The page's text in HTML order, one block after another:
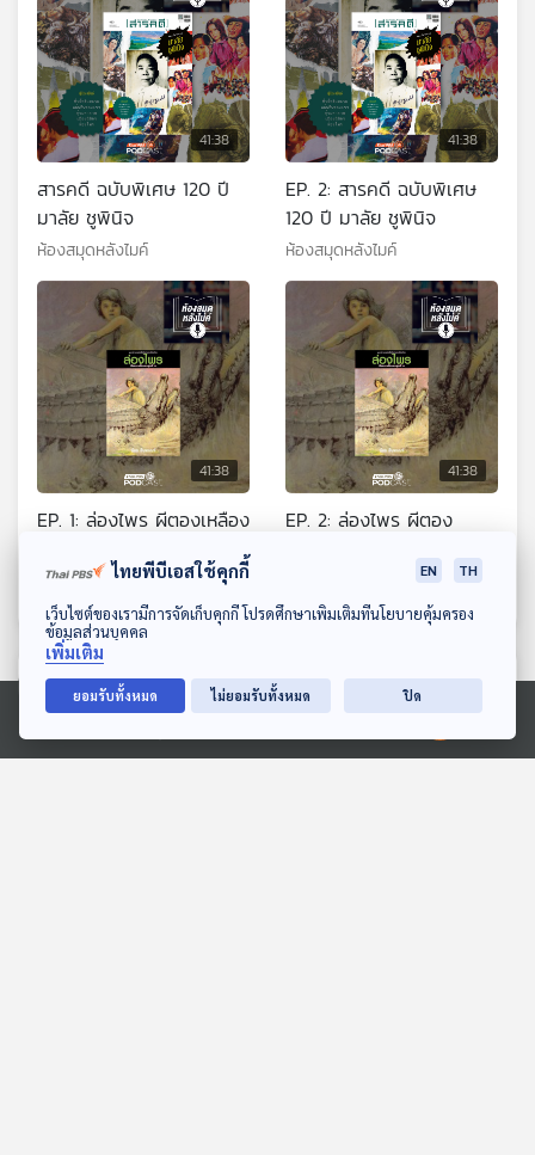
ดาวน์โหลด Thai PBS Podcast Application
Ⓒ 2020 องค์การกระจายเสียงและแพร่ภาพสาธารณะแห่งประเทศไทย
41:38
สารคดี ฉบับพิเศษ 120 ปี
มาลัย ชูพินิจ
ห้องสมุดหลังไมค์
41:38
EP. 2: สารคดี ฉบับพิเศษ
120 ปี มาลัย ชูพินิจ
ห้องสมุดหลังไมค์
41:38
EP. 1: ล่องไพร ผีตองเหลือง
ห้องสมุดหลังไมค์
41:38
EP. 2: ล่องไพร ผีตอง
ตอนที่เกี่ยวข้อง
ไทยพีบีเอสใช้คุกกี้ EN TH
เว็บไซต์ของเรามีการจัดเก็บคุกกี้ โปรดศึกษาเพิ่มเติมที่นโยบายคุ้มครอง
ข้อมูลส่วนบุคคล
เพิ่มเติม
ยอมรับทั้งหมด ไม่ยอมรับทั้งหมด ปิด